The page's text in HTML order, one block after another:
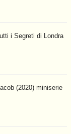
i Segreti di Londra
(2020) miniserie